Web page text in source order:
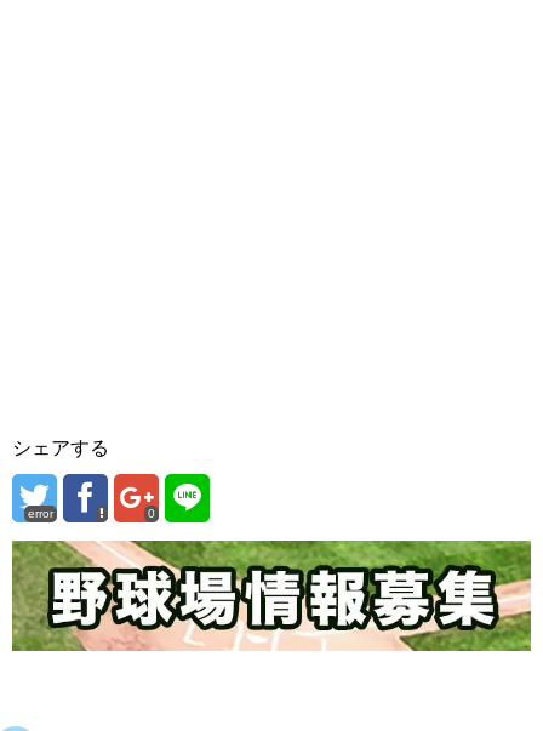
シェアする
error 0